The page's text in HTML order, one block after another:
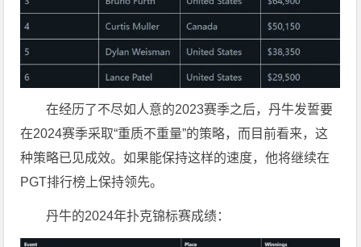
在经历了不尽如人意的2023赛季之后，丹牛发誓要
在2024赛季采取“重质不重量”的策略，而目前看来，这
种策略已见成效。如果能保持这样的速度，他将继续在
PGT排行榜上保持领先。
丹牛的2024年扑克锦标赛成绩：